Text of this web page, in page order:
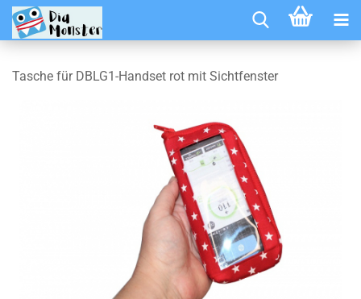
Tasche für DBLG1-Handset rot mit Sichtfenster